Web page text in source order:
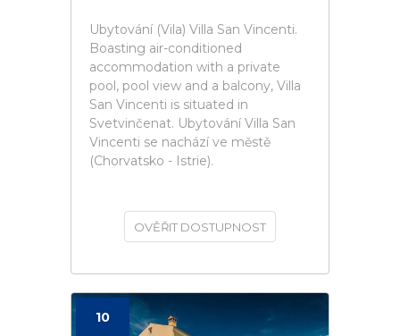
Ubytování (Vila) Villa San Vincenti.
Boasting air-conditioned
accommodation with a private
pool, pool view and a balcony, Villa
San Vincenti is situated in
Svetvinčenat. Ubytování Villa San
Vincenti se nachází ve městě
(Chorvatsko - Istrie).
OVĚŘIT DOSTUPNOST
10